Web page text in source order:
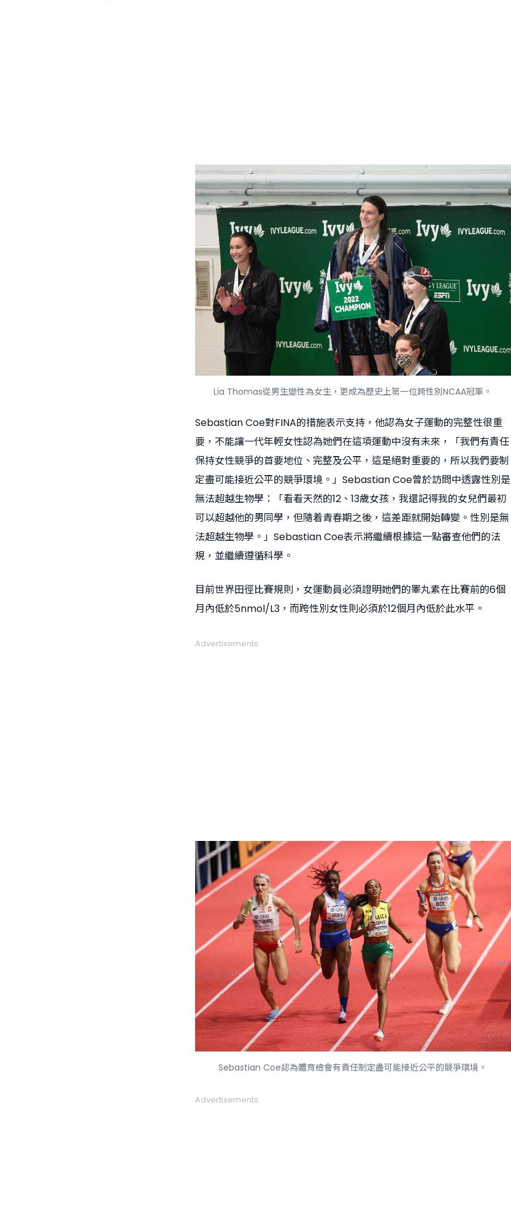
Lia Thomas從男生變性為女生，更成為歷史上第一位跨性別NCAA冠軍。
Sebastian Coe對FINA的措施表示支持，他認為女子運動的完整性很重
要，不能讓一代年輕女性認為她們在這項運動中沒有未來，「我們有責任
保持女性競爭的首要地位、完整及公平，這是絕對重要的，所以我們要制
定盡可能接近公平的競爭環境。」Sebastian Coe曾於訪問中透露性別是
無法超越生物學：「看看天然的12、13歲女孩，我還記得我的女兒們最初
可以超越他的男同學，但隨着青春期之後，這差距就開始轉變。性別是無
法超越生物學。」Sebastian Coe表示將繼續根據這一點審查他們的法
規，並繼續遵循科學。
目前世界田徑比賽規則，女運動員必須證明她們的睪丸素在比賽前的6個
月內低於5nmol/L3，而跨性別女性則必須於12個月內低於此水平。
Advertisements
Sebastian Coe認為體育總會有責任制定盡可能接近公平的競爭環境。
Advertisements